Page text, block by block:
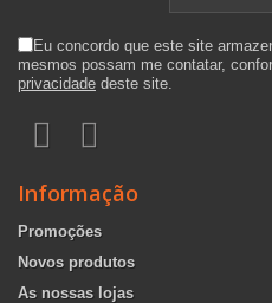
Eu concordo que este site
mesmos possam me contatar,
privacidade deste site.
Informação
Promoções
Novos produtos
As nossas lojas